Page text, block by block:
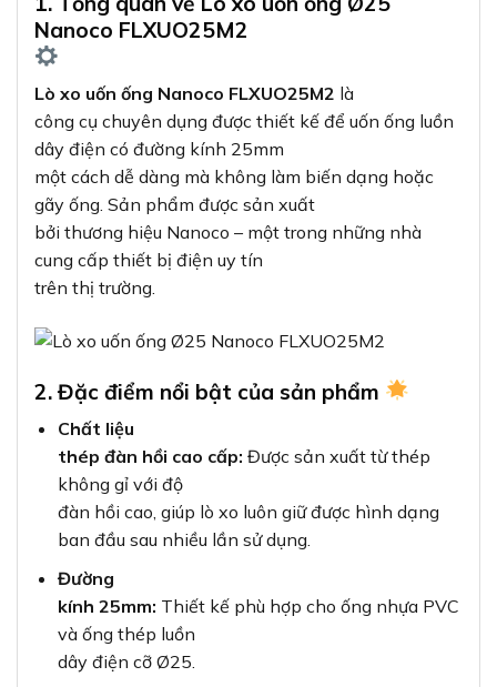
Nanoco FLXUO25M2
Lò xo uốn ống Nanoco FLXUO25M2 là
công cụ chuyên dụng được thiết kế để uốn ống luồn
dây điện có đường kính 25mm
một cách dễ dàng mà không làm biến dạng hoặc
gãy ống. Sản phẩm được sản xuất
bởi thương hiệu Nanoco – một trong những nhà
cung cấp thiết bị điện uy tín
trên thị trường.
2. Đặc điểm nổi bật của sản phẩm
Chất liệu
thép đàn hồi cao cấp: Được sản xuất từ thép
không gỉ với độ
đàn hồi cao, giúp lò xo luôn giữ được hình dạng
ban đầu sau nhiều lần sử dụng.
Đường
kính 25mm: Thiết kế phù hợp cho ống nhựa PVC
và ống thép luồn
dây điện cỡ Ø25.